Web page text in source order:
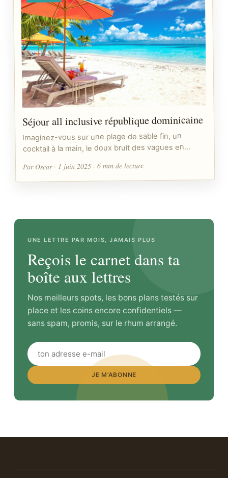
Séjour all inclusive république dominicaine
Imaginez-vous sur une plage de sable fin, un
cocktail à la main, le doux bruit des vagues en…
Par Oscar · 1 juin 2025 · 6 min de lecture
UNE LETTRE PAR MOIS, JAMAIS PLUS
Reçois le carnet dans ta
boîte aux lettres
Nos meilleurs spots, les bons plans testés sur
place et les coins encore confidentiels —
sans spam, promis, sur le rhum arrangé.
JE M’ABONNE